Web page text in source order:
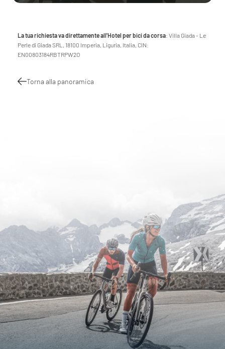
La tua richiesta va direttamente all'Hotel per bici da corsa: Villa Giada - Le
Perle di Giada SRL, 18100 Imperia, Liguria, Italia, CIN:
EN00803184RBTRPW2O
Torna alla panoramica